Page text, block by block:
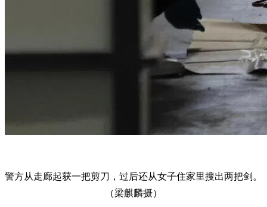
警方从走廊起获一把剪刀，过后还从女子住家里搜出两把剑。
（梁麒麟摄）